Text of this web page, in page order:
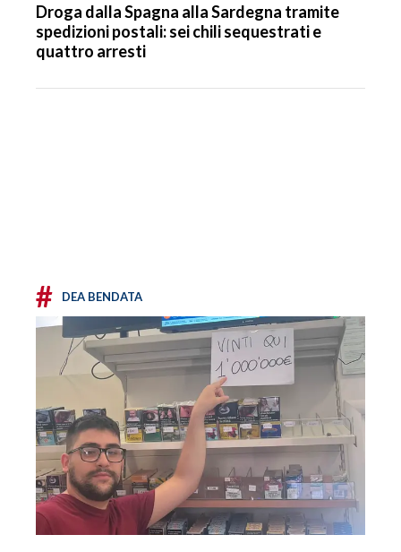
Droga dalla Spagna alla Sardegna tramite
spedizioni postali: sei chili sequestrati e
quattro arresti
# DEA BENDATA